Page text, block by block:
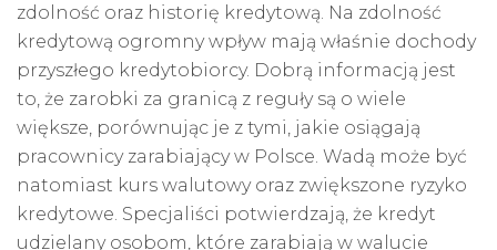
zdolność oraz historię kredytową. Na zdolność
kredytową ogromny wpływ mają właśnie dochody
przyszłego kredytobiorcy. Dobrą informacją jest
to, że zarobki za granicą z reguły są o wiele
większe, porównując je z tymi, jakie osiągają
pracownicy zarabiający w Polsce. Wadą może być
natomiast kurs walutowy oraz zwiększone ryzyko
kredytowe. Specjaliści potwierdzają, że kredyt
udzielany osobom, które zarabiają w walucie